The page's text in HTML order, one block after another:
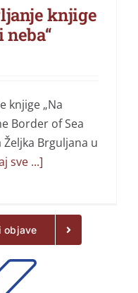
knjige
knjige „Na
Border of Sea
Brguljana u
sve ...]
objave